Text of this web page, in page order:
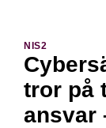
NIS2
tror på
ansvar